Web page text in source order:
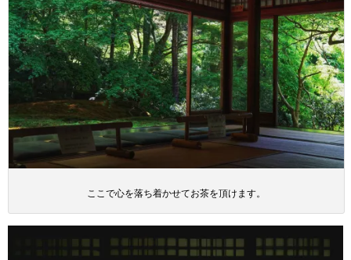
ここで心を落ち着かせてお茶を頂けます。